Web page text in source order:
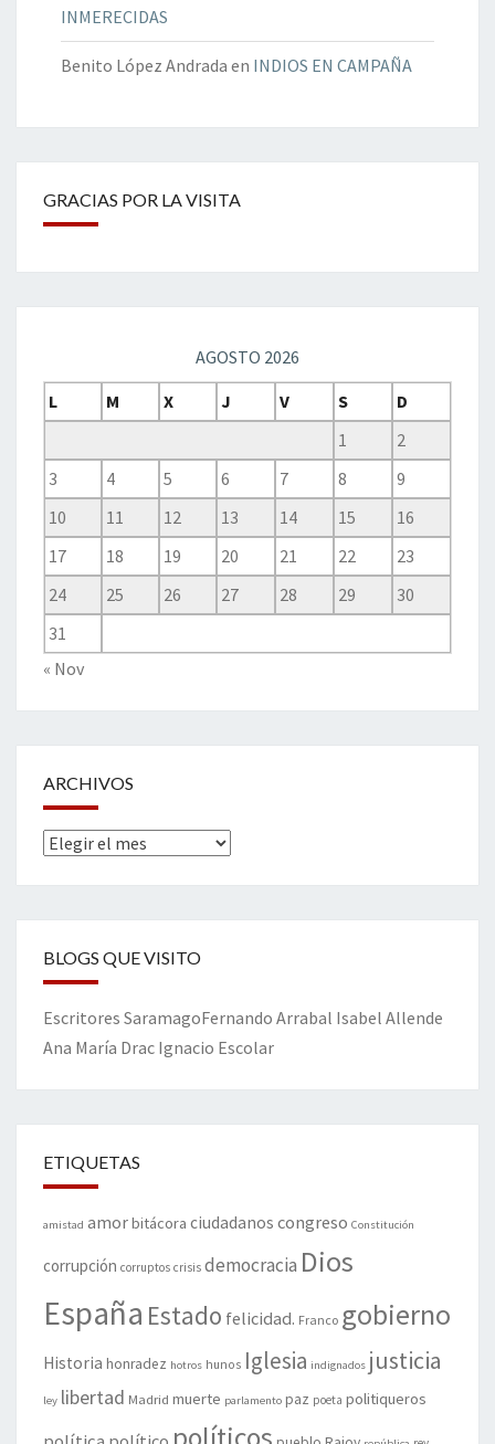
INMERECIDAS
Benito López Andrada en INDIOS EN CAMPAÑA
GRACIAS POR LA VISITA
AGOSTO 2026
L
M X J V S
D
1
2
3
4 5 6 7 8
9
10
11 12 13 14 15
16
17
18 19 20 21 22
23
24
25 26 27 28 29
30
31
« Nov
ARCHIVOS
Archivos
BLOGS QUE VISITO
Escritores SaramagoFernando Arrabal Isabel Allende
Ana María Drac Ignacio Escolar
ETIQUETAS
amistad amorbitácora ciudadanos congreso Constitución
corrupción corruptos crisis democracia Dios
España Estado felicidad. Franco gobierno
Historia honradez hotros hunos Iglesia indignados justicia
ley libertad Madrid muerte parlamento paz poeta politiqueros